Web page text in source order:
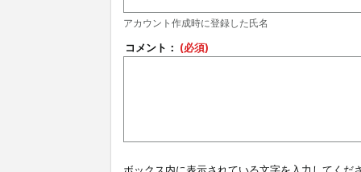
アカウント作成時に登録した氏名
コメント： (必須)